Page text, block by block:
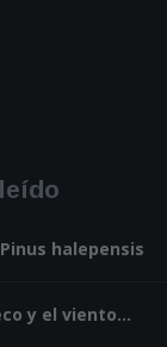
halepensis
y el viento...